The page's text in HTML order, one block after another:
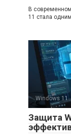
В
11 стала
Windows 11
Защита